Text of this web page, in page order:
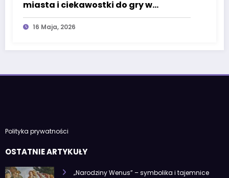
miasta i ciekawostki do gry w
państwa-miasta
16 Maja, 2026
Polityka prywatności
OSTATNIE ARTYKUŁY
„Narodziny Wenus” – symbolika i tajemnice